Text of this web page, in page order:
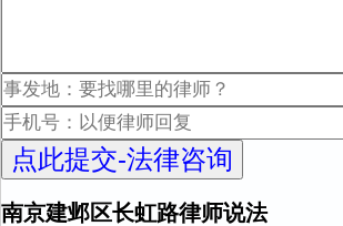
南京建邺区长虹路律师说法